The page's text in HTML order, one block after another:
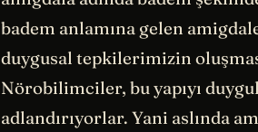
badem anlamına gelen
duygusal tepkilerimizin
Nörobilimciler, bu yapıyı
adlandırıyorlar. Yani aslında